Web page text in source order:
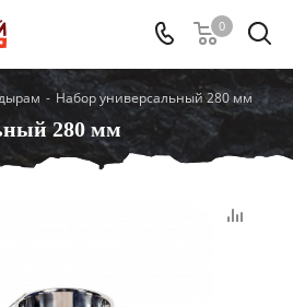
0
- Набор универсальный 280 мм
280 мм